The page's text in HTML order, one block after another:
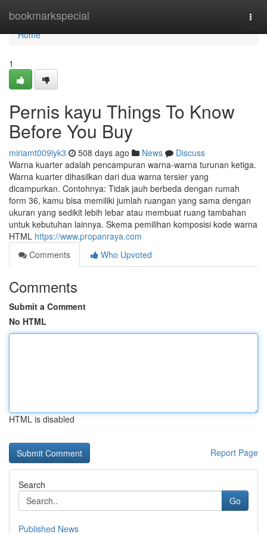
bookmarkspecial
Home
Home
1
Pernis kayu Things To Know
Before You Buy
miriamt009lyk3 508 days ago News
Discuss
Warna kuarter adalah pencampuran warna-warna turunan ketiga.
Warna kuarter dihasilkan dari dua warna tersier yang
dicampurkan. Contohnya: Tidak jauh berbeda dengan rumah
form 36, kamu bisa memiliki jumlah ruangan yang sama dengan
ukuran yang sedikit lebih lebar atau membuat ruang tambahan
untuk kebutuhan lainnya. Skema pemilihan komposisi kode warna
HTML https://www.propanraya.com
Comments
Who Upvoted
Comments
Submit a Comment
No HTML
HTML is disabled
Report Page
Search
Go
Published News